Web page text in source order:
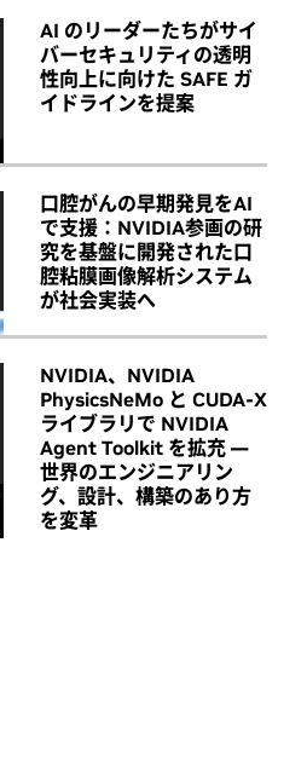
AI のリーダーたちがサイ
バーセキュリティの透明
性向上に向けた SAFE ガ
イドラインを提案
口腔がんの早期発見をAI
で支援：NVIDIA参画の研
究を基盤に開発された口
腔粘膜画像解析システム
が社会実装へ
NVIDIA、NVIDIA
PhysicsNeMo と CUDA-X
ライブラリで NVIDIA
Agent Toolkit を拡充 ―
世界のエンジニアリン
グ、設計、構築のあり方
を変革